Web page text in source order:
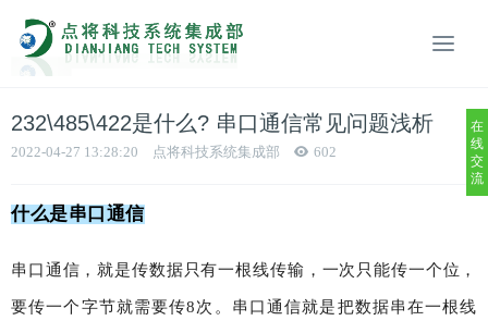
232\485\422是什么? 串口通信常见问题浅析
2022-04-27 13:28:20 点将科技系统集成部 602
什么是串口通信
串口通信，就是传数据只有一根线传输，一次只能传一个位，
要传一个字节就需要传8次。串口通信就是把数据串在一根线
在
线
交
流